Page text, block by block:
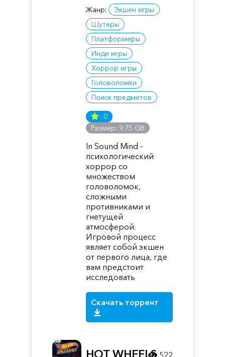
Жанр:
Экшен игры
Шутеры
Платформеры
Инди игры
Хоррор игры
Головоломки
Поиск предметов
0
Размер: 9.75 GB
In Sound Mind -
психологический
хоррор со
множеством
головоломок,
сложными
противниками и
гнетущей
атмосферой.
Игровой процесс
являет собой экшен
от первого лица, где
вам предстоит
исследовать
Скачать торрент
HOT WHEELS 522